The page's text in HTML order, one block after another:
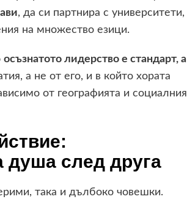
, да си партнира с университети,
на множество езици.
осъзнатото лидерство е стандарт, а
а не от его, и в който хората
от географията и социалния
душа след друга
така и дълбоко човешки.